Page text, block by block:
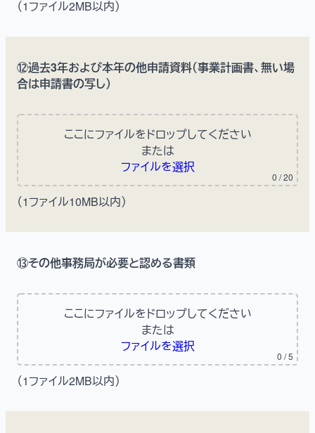
（1ファイル2MB以内）
⑫過去3年および本年の他申請資料（事業計画書、無い場
合は申請書の写し）
ここにファイルをドロップしてください
または
ファイルを選択
0 / 20
（1ファイル10MB以内）
⑬その他事務局が必要と認める書類
ここにファイルをドロップしてください
または
ファイルを選択
0 / 5
（1ファイル2MB以内）